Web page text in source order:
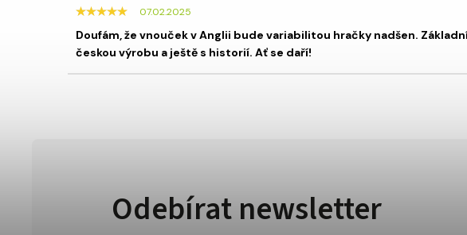
07.02.2025
Doufám, že vnouček v Anglii bude variabilitou hračky nadšen.
českou výrobu a ještě s historií. Ať se daří!
Odebírat newsletter